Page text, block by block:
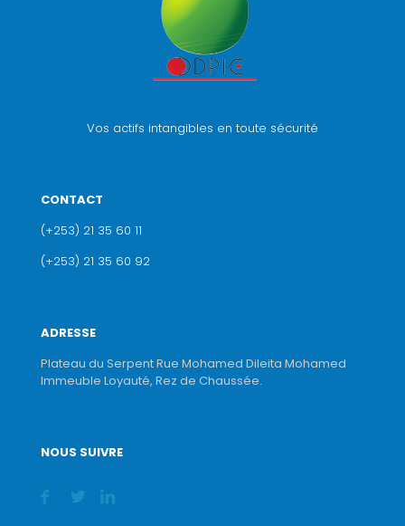
Vos actifs intangibles en toute sécurité
CONTACT
(+253) 21 35 60 11
(+253) 21 35 60 92
ADRESSE
Plateau du Serpent Rue Mohamed Dileita Mohamed
Immeuble Loyauté, Rez de Chaussée.
NOUS SUIVRE